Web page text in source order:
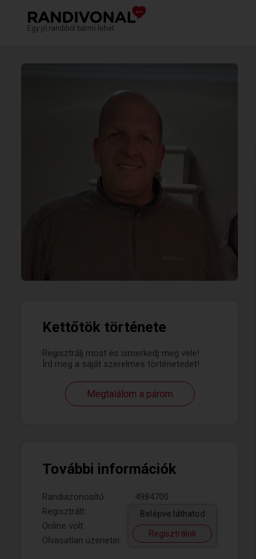
Egy jó randiból bármi lehet.
Kettőtök története
Regisztrálj most és ismerkedj meg vele!
Írd meg a saját szerelmes történetedet!
Megtalálom a párom
További információk
Randiazonosító:
4984700
Regisztrált:
Online volt:
Olvasatlan üzenetei:
Belépve láthatod
Regisztrálok